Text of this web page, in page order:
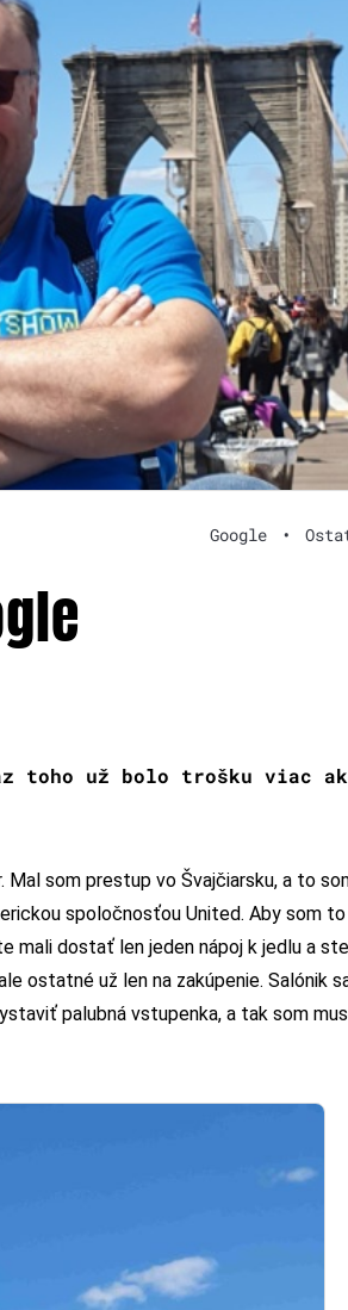
Google •
toho už bolo trošku viac
som prestup vo Švajčiarsku, a to
spoločnosťou United. Aby som to
mali dostať len jeden nápoj k jedlu a ste
ostatné už len na zakúpenie. Salónik
palubná vstupenka, a tak som